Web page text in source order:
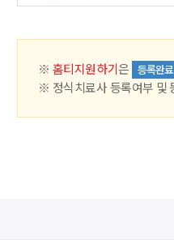
※ 홈티지원하기은 등록완료
※ 정식치료사 등록여부 및